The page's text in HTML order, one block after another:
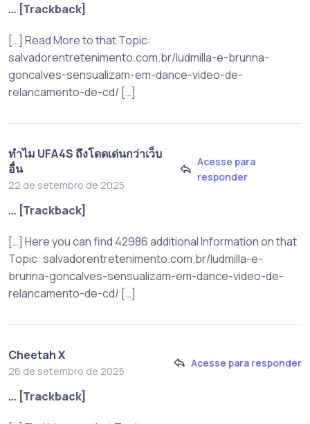
… [Trackback]
[…] Read More to that Topic:
salvadorentretenimento.com.br/ludmilla-e-brunna-
goncalves-sensualizam-em-dance-video-de-
relancamento-de-cd/ […]
ทำไม UFA4S ถึงโดดเด่นกว่าเว็บ
อื่น
22 de setembro de 2025
Acesse para
responder
… [Trackback]
[…] Here you can find 42986 additional Information on that
Topic: salvadorentretenimento.com.br/ludmilla-e-
brunna-goncalves-sensualizam-em-dance-video-de-
relancamento-de-cd/ […]
Cheetah X
26 de setembro de 2025
Acesse para responder
… [Trackback]